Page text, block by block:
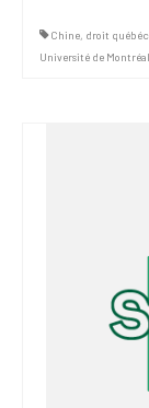
Chine, droit
Université de Montréal